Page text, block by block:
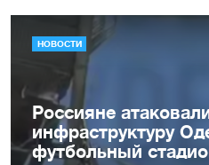
НОВОСТИ
Россияне
инфраструктуру
футбольный